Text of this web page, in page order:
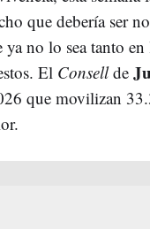
que debería ser
ya no lo sea tanto
El Consellde
que movilizan